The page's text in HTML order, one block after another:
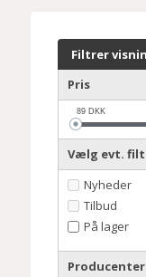
Filtrer
Pris
89DKK
Vælg evt.
Nyheder
Tilbud
På lager
Producenter